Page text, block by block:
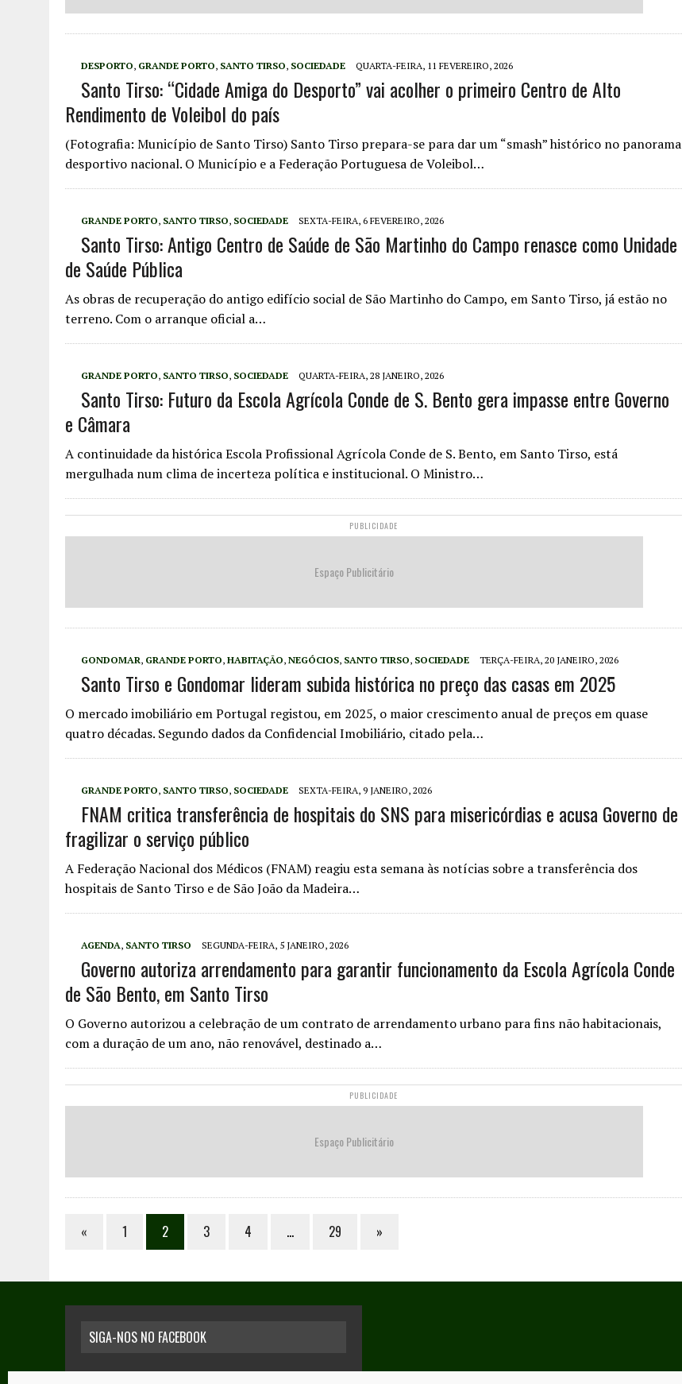
DESPORTO, GRANDE PORTO, SANTO TIRSO, SOCIEDADE QUARTA-FEIRA, 11 FEVEREIRO, 2026
Santo Tirso: “Cidade Amiga do Desporto” vai acolher o primeiro Centro de Alto
Rendimento de Voleibol do país
(Fotografia: Município de Santo Tirso) Santo Tirso prepara-se para dar um “smash” histórico no panorama
desportivo nacional. O Município e a Federação Portuguesa de Voleibol…
GRANDE PORTO, SANTO TIRSO, SOCIEDADE SEXTA-FEIRA, 6 FEVEREIRO, 2026
Santo Tirso: Antigo Centro de Saúde de São Martinho do Campo renasce como Unidade
de Saúde Pública
As obras de recuperação do antigo edifício social de São Martinho do Campo, em Santo Tirso, já estão no
terreno. Com o arranque oficial a…
GRANDE PORTO, SANTO TIRSO, SOCIEDADE QUARTA-FEIRA, 28 JANEIRO, 2026
Santo Tirso: Futuro da Escola Agrícola Conde de S. Bento gera impasse entre Governo
e Câmara
A continuidade da histórica Escola Profissional Agrícola Conde de S. Bento, em Santo Tirso, está
mergulhada num clima de incerteza política e institucional. O Ministro…
PUBLICIDADE
Espaço Publicitário
GONDOMAR, GRANDE PORTO, HABITAÇÃO, NEGÓCIOS, SANTO TIRSO, SOCIEDADE TERÇA-FEIRA, 20 JANEIRO, 2026
Santo Tirso e Gondomar lideram subida histórica no preço das casas em 2025
O mercado imobiliário em Portugal registou, em 2025, o maior crescimento anual de preços em quase
quatro décadas. Segundo dados da Confidencial Imobiliário, citado pela…
GRANDE PORTO, SANTO TIRSO, SOCIEDADE SEXTA-FEIRA, 9 JANEIRO, 2026
FNAM critica transferência de hospitais do SNS para misericórdias e acusa Governo de
fragilizar o serviço público
A Federação Nacional dos Médicos (FNAM) reagiu esta semana às notícias sobre a transferência dos
hospitais de Santo Tirso e de São João da Madeira…
AGENDA, SANTO TIRSO SEGUNDA-FEIRA, 5 JANEIRO, 2026
Governo autoriza arrendamento para garantir funcionamento da Escola Agrícola Conde
de São Bento, em Santo Tirso
O Governo autorizou a celebração de um contrato de arrendamento urbano para fins não habitacionais,
com a duração de um ano, não renovável, destinado a…
PUBLICIDADE
Espaço Publicitário
« 1 2 3 4 … 29 »
SIGA-NOS NO FACEBOOK